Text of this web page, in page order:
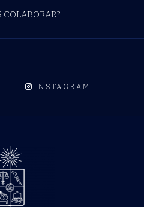
COLABORAR?
INSTAGRAM